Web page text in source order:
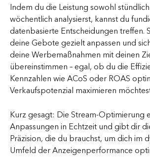
Indem du die Leistung sowohl
wöchentlich analysierst, kannst du
datenbasierte Entscheidungen treffen.
deine Gebote gezielt anpassen und
deine Werbemaßnahmen mit deinen
übereinstimmen – egal, ob du die
Kennzahlen wie ACoS oder ROAS
Verkaufspotenzial maximieren
Kurz gesagt: Die Stream-Optimierung
Anpassungen in Echtzeit und gibt dir
Präzision, die du brauchst, um dich im
Umfeld der Anzeigenperformance